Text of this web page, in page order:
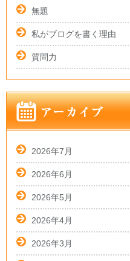
無題
私がブログを書く理由
質問力
2026年7月
2026年6月
2026年5月
2026年4月
2026年3月